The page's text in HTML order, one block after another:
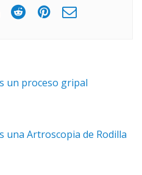
un proceso gripal
una Artroscopia de Rodilla